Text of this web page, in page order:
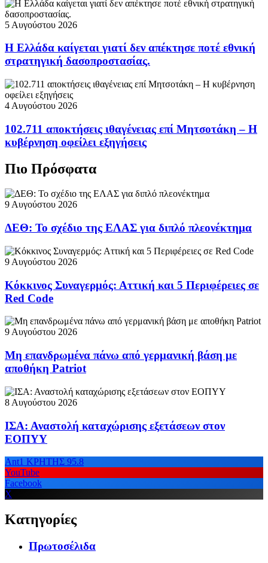
5 Αυγούστου 2026
Η Ελλάδα καίγεται γιατί δεν απέκτησε ποτέ εθνική
στρατηγική δασοπροστασίας.
4 Αυγούστου 2026
102.711 αποκτήσεις ιθαγένειας επί Μητσοτάκη – Η
κυβέρνηση οφείλει εξηγήσεις
Πιο Πρόσφατα
9 Αυγούστου 2026
ΔΕΘ: Το σχέδιο της ΕΛΑΣ για διπλό πλεονέκτημα
9 Αυγούστου 2026
Κόκκινος Συναγερμός: Αττική και 5 Περιφέρειες σε
Red Code
9 Αυγούστου 2026
Μη επανδρωμένα πάνω από γερμανική βάση με
αποθήκη Patriot
8 Αυγούστου 2026
ΙΣΑ: Αναστολή καταχώρισης εξετάσεων στον
ΕΟΠΥΥ
Ant1 ΚΡΗΤΗΣ 95.8
YouTube
Facebook
X
Κατηγορίες
Πρωτοσέλιδα